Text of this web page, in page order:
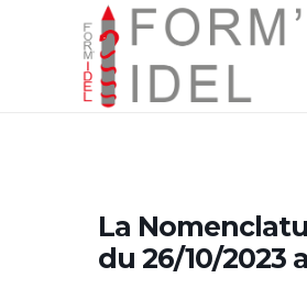
La
du 26/10/2023